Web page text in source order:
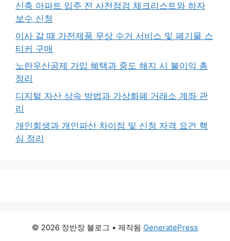
신축 아파트 입주 전 사전점검 체크리스트와 하자
보수 신청
이사 갈 때 가전제품 무상 수거 서비스 및 폐기물 스
티커 구매
노란우산공제 가입 혜택과 중도 해지 시 불이익 총
정리
디지털 자산 상속 방법과 가상화폐 거래소 계좌 관
리
개인회생과 개인파산 차이점 및 신청 자격 요건 핵
심 정리
© 2026 정반장 블로그 • 제작됨 GeneratePress